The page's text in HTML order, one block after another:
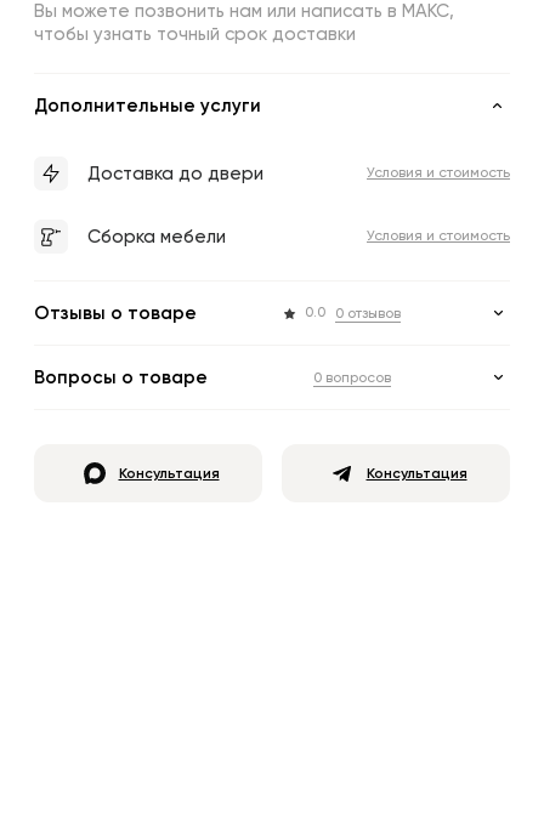
Вы можете позвонить нам или написать в МАКС,
чтобы узнать точный срок доставки
Дополнительные услуги
Доставка до двери Условия и стоимость
Сборка мебели Условия и стоимость
Отзывы о товаре 0.0 0 отзывов
Вопросы о товаре 0 вопросов
Консультация Консультация